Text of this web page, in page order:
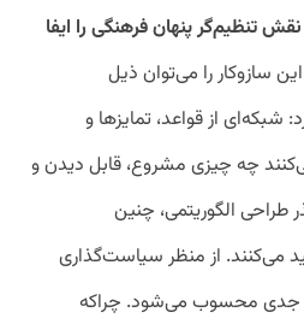
تنظیم‌گر پنهان فرهنگی را ایفا
سازوکار را می‌توان ذیل
از قواعد، تمایزها و
چه چیزی مشروع، قابل دیدن و
طراحی الگوریتمی، چنین
می‌کنند. از منظر سیاست‌گذاری
جدی محسوب می‌شود. چراکه